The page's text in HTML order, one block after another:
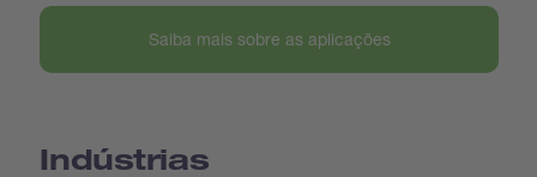
Saiba mais sobre as aplicações
Indústrias